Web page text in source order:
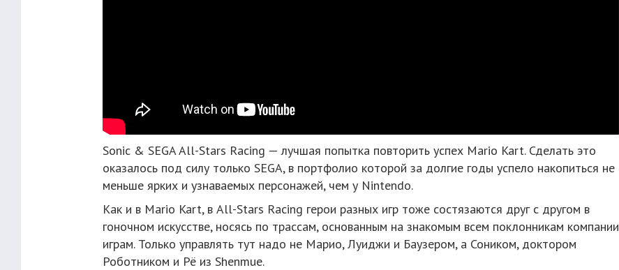
Sonic & SEGA All-Stars Racing — лучшая попытка повторить успех Mario Kart. Сделать это
оказалось под силу только SEGA, в портфолио которой за долгие годы успело накопиться не
меньше ярких и узнаваемых персонажей, чем у Nintendo.
Как и в Mario Kart, в All-Stars Racing герои разных игр тоже состязаются друг с другом в
гоночном искусстве, носясь по трассам, основанным на знакомым всем поклонникам компании
играм. Только управлять тут надо не Марио, Луиджи и Баузером, а Соником, доктором
Роботником и Рё из Shenmue.